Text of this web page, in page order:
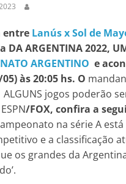
entre Lanús x Sol de
DA ARGENTINA 2022,
ARGENTINO e
05) às 20:05 hs. O
ALGUNS jogos poderão
/FOX, confira a
na série A está
e a classificação
os grandes da